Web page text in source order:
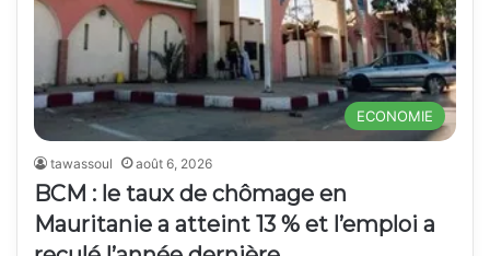
ECONOMIE
tawassoul août 6, 2026
BCM : le taux de chômage en
Mauritanie a atteint 13 % et l’emploi a